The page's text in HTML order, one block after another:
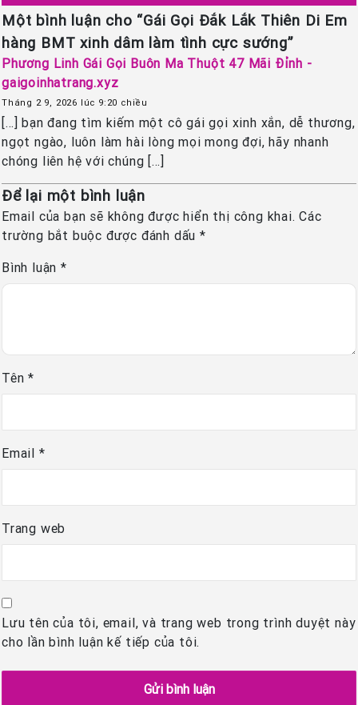
Một bình luận cho “Gái Gọi Đắk Lắk Thiên Di Em
hàng BMT xinh dâm làm tình cực sướng”
Phương Linh Gái Gọi Buôn Ma Thuột 47 Mãi Đỉnh -
gaigoinhatrang.xyz
Tháng 2 9, 2026 lúc 9:20 chiều
[…] bạn đang tìm kiếm một cô gái gọi xinh xắn, dễ thương,
ngọt ngào, luôn làm hài lòng mọi mong đợi, hãy nhanh
chóng liên hệ với chúng […]
Để lại một bình luận
Email của bạn sẽ không được hiển thị công khai. Các
trường bắt buộc được đánh dấu*
Bình luận *
Tên*
Email *
Trang web
Lưu tên của tôi, email, và trang web trong trình duyệt này
cho lần bình luận kế tiếp của tôi.